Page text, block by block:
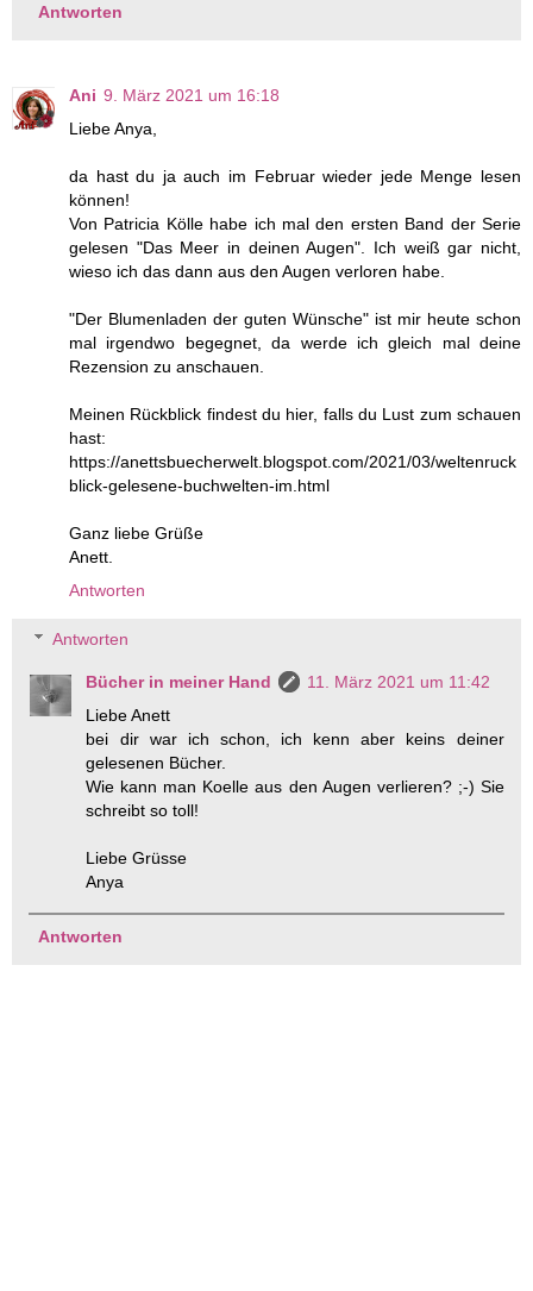
Antworten
Ani 9. März 2021 um 16:18
Liebe Anya,
da hast du ja auch im Februar wieder jede Menge lesen
können!
Von Patricia Kölle habe ich mal den ersten Band der Serie
gelesen "Das Meer in deinen Augen". Ich weiß gar nicht,
wieso ich das dann aus den Augen verloren habe.
"Der Blumenladen der guten Wünsche" ist mir heute schon
mal irgendwo begegnet, da werde ich gleich mal deine
Rezension zu anschauen.
Meinen Rückblick findest du hier, falls du Lust zum schauen
hast:
https://anettsbuecherwelt.blogspot.com/2021/03/weltenruck
blick-gelesene-buchwelten-im.html
Ganz liebe Grüße
Anett.
Antworten
Antworten
Bücher in meiner Hand
11. März 2021 um 11:42
Liebe Anett
bei dir war ich schon, ich kenn aber keins deiner
gelesenen Bücher.
Wie kann man Koelle aus den Augen verlieren? ;-) Sie
schreibt so toll!
Liebe Grüsse
Anya
Antworten